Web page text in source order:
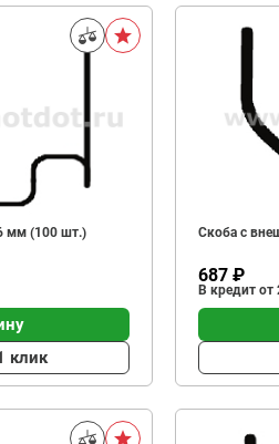
мм (100 шт.)
клик
Скоба с
687 ₽
В кредит от